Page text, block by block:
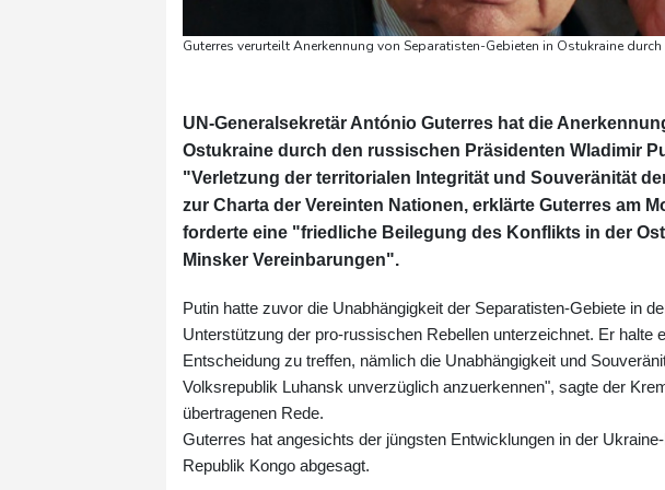
Guterres verurteilt Anerkennung von Separatisten-Gebieten in Ostukraine durch
UN-Generalsekretär António Guterres hat die
Ostukraine durch den russischen Präsidenten Wladimir
"Verletzung der territorialen Integrität und Souveränität
zur Charta der Vereinten Nationen, erklärte Guterres am
forderte eine "friedliche Beilegung des Konflikts in der
Minsker Vereinbarungen".
Putin hatte zuvor die Unabhängigkeit der Separatisten-Gebiete in
Unterstützung der pro-russischen Rebellen unterzeichnet. Er halte
Entscheidung zu treffen, nämlich die Unabhängigkeit und
Volksrepublik Luhansk unverzüglich anzuerkennen", sagte der
übertragenen Rede.
Guterres hat angesichts der jüngsten Entwicklungen in der
Republik Kongo abgesagt.